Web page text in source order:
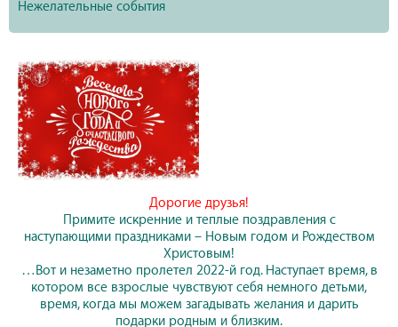
Нежелательные события
Дорогие друзья!
Примите искренние и теплые поздравления с
наступающими праздниками – Новым годом и Рождеством
Христовым!
…Вот и незаметно пролетел 2022-й год. Наступает время, в
котором все взрослые чувствуют себя немного детьми,
время, когда мы можем загадывать желания и дарить
подарки родным и близким.